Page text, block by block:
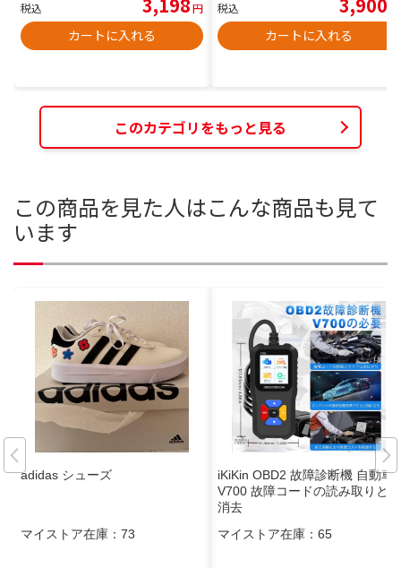
税込 円
カートに入れる
税込
カートに入れる
このカテゴリをもっと見る
この商品を見た人はこんな商品も見て
います
adidas シューズ
マイストア在庫： 73
iKiKin OBD2 故障診断機 自動車
V700 故障コードの読み取りと
消去
マイストア在庫： 65